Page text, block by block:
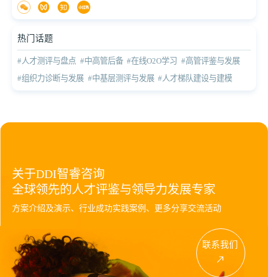
热门话题
#人才测评与盘点 #中高管后备 #在线O2O学习 #高管评鉴与发展
#组织力诊断与发展 #中基层测评与发展 #人才梯队建设与建模
关于DDI智睿咨询
全球领先的人才评鉴与领导力发展专家
方案介绍及演示、行业成功实践案例、更多分享交流活动
联系我们